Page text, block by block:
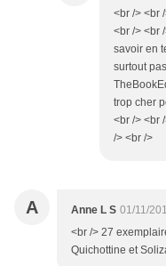
<br /> <br
<br /> <br
savoir en
surtout
trop cher
<br /> <br
/> <br />
A Anne L S 01/11/
<br /> 27
Quichottine et